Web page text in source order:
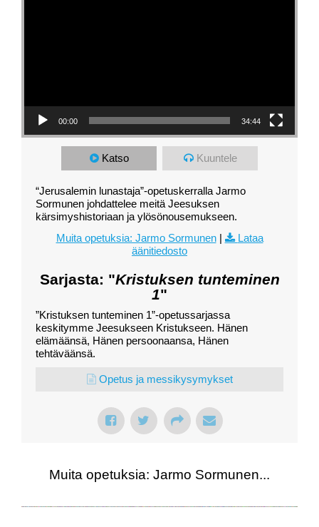
00:00 34:44
Katso Kuuntele
“Jerusalemin lunastaja”-opetuskerralla Jarmo
Sormunen johdattelee meitä Jeesuksen
kärsimyshistoriaan ja ylösönousemukseen.
Muita opetuksia: Jarmo Sormunen|
Lataa
äänitiedosto
Sarjasta: "Kristuksen tunteminen
1"
”Kristuksen tunteminen 1”-opetussarjassa
keskitymme Jeesukseen Kristukseen. Hänen
elämäänsä, Hänen persoonaansa, Hänen
tehtäväänsä.
Opetus ja messikysymykset
Muita opetuksia: Jarmo Sormunen...